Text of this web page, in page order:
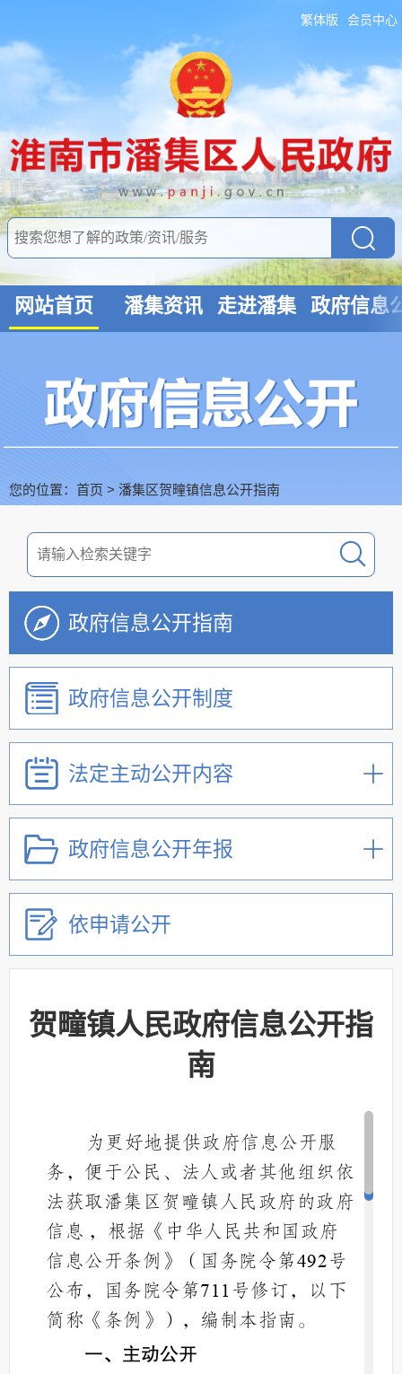
繁体版 会员中心
网站首页 潘集资讯 走进潘集 政府信息
您的位置： 首页 > 潘集区贺疃镇信息公开指南
政府信息公开指南
政府信息公开制度
法定主动公开内容
政府信息公开年报
依申请公开
贺疃镇人民政府信息公开指
南
为更好地提供政府信息公开服
务，便于公民、法人或者其他组织依
法获取潘集区贺疃镇人民政府 的政府
信息 ，根据《中华人民共和国政府
信息公开条例》（国务院令第492号
公布，国务院令第711 号修订，以下
简称《条例》），编制本指南。
一、主动公开